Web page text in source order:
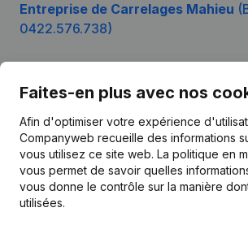
Entreprise de Carrelages Mahieu
0422.576.738)
Faites-en plus avec nos
Afin d'optimiser votre expérience
Companyweb recueille des informations
vous utilisez ce site web. La politique en
vous permet de savoir quelles
vous donne le contrôle sur la manière
utilisées.
Français
Kantorenpark Everest
Produit